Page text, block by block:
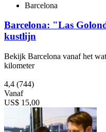
Barcelona
Barcelona: "Las
kustlijn
Bekijk Barcelona vanaf het
kilometer
4,4 (744)
Vanaf
US$ 15,00